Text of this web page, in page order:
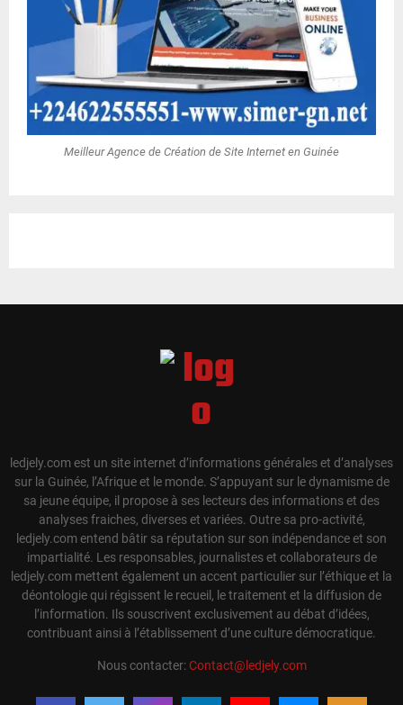
Meilleur Agence de Création de Site Internet en Guinée
ledjely.com est un site internet d’informations générales et d’analyses
sur la Guinée, l’Afrique et le monde. S’appuyant sur le dynamisme de
sa jeune équipe, il propose à ses lecteurs des informations et des
analyses fraiches, diverses et variées. Outre sa pro-activité,
ledjely.com entend bâtir sa réputation sur son indépendance et son
impartialité. Les responsables, journalistes et collaborateurs de
ledjely.com mettent également un accent particulier sur l’éthique et la
déontologie qui régissent le recueil, le traitement et la diffusion de
l’information. Ils souscrivent exclusivement au débat d’idées,
contribuant ainsi à l’établissement d’une culture démocratique.
Nous contacter:Contact@ledjely.com